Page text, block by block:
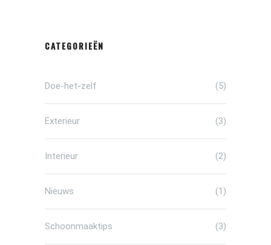
CATEGORIEËN
Doe-het-zelf (5)
Exterieur (3)
Interieur (2)
Nieuws (1)
Schoonmaaktips (3)